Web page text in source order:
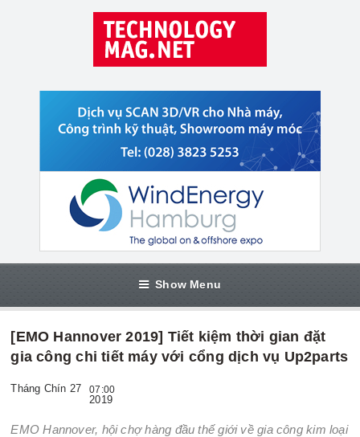
Show Menu
[EMO Hannover 2019] Tiết kiệm thời gian đặt
gia công chi tiết máy với cổng dịch vụ Up2parts
Tháng Chín 27 07:00
2019
EMO Hannover, hội chợ hàng đầu thế giới về gia công kim loại